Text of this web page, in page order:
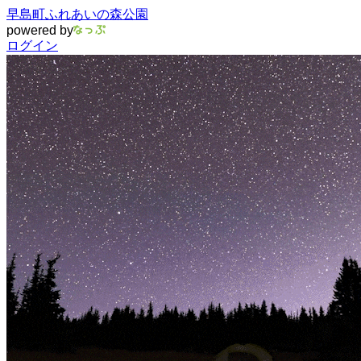
早島町ふれあいの森公園
powered by
ログイン